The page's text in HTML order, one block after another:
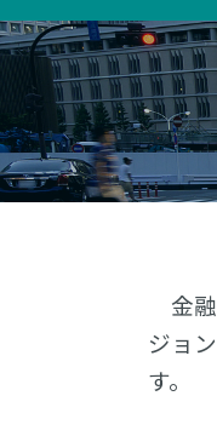
金融
ジョ
す。